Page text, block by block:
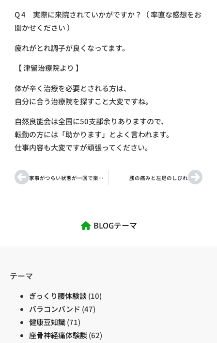
Q 4 実際に来院されていかがですか？（ 率直な感想をお
聞かせください ）
疲れがとれ調子が良くなってます。
【 津留治療院より 】
体が辛く治療を必要とされる方は、
自分に合う治療院を探すこと大変ですね。
自然良能会は全国に50支部余りありますので、
転勤の方には「助かります」とよく言われます。
仕事内容も大変ですが頑張ってください。
家事がつらい状態が一回で楽になり 腰の痛みと左足のしびれ
BLOGテーマ
テーマ
ぎっくり腰体験談(10)
バラコンバンド (47)
健康豆知識(71)
座骨神経痛体験談(62)